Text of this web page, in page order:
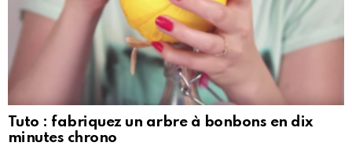
Tuto : fabriquez un arbre à bonbons en dix
minutes chrono